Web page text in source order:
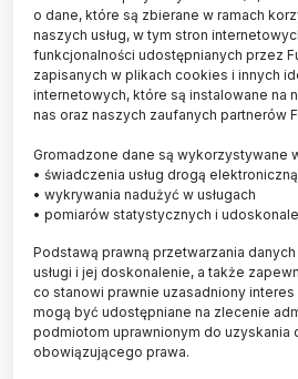
2 minuty czytania
Fot. Adobe Stock
o dane, które są zbierane w ramach
naszych usług, w tym stron
funkcjonalności udostępnianych przez
zapisanych w plikach cookies i innych
internetowych, które są instalowane na
nas oraz naszych zaufanych partnerów
Gromadzone dane są wykorzystywane
• świadczenia usług drogą elektroniczną
• wykrywania nadużyć w usługach
• pomiarów statystycznych i
Podstawą prawną przetwarzania
usługi i jej doskonalenie, a także
co stanowi prawnie uzasadniony interes
mogą być udostępniane na zlecenie
podmiotom uprawnionym do uzyskania
obowiązującego prawa.